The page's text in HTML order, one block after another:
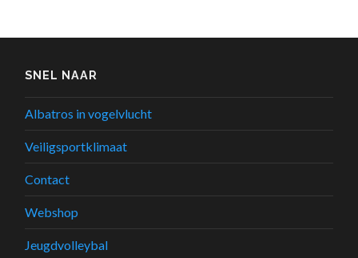
SNEL NAAR
Albatros in vogelvlucht
Veiligsportklimaat
Contact
Webshop
Jeugdvolleybal